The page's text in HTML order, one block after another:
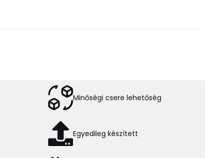
Minőségi csere lehetőség
Egyedileg készített